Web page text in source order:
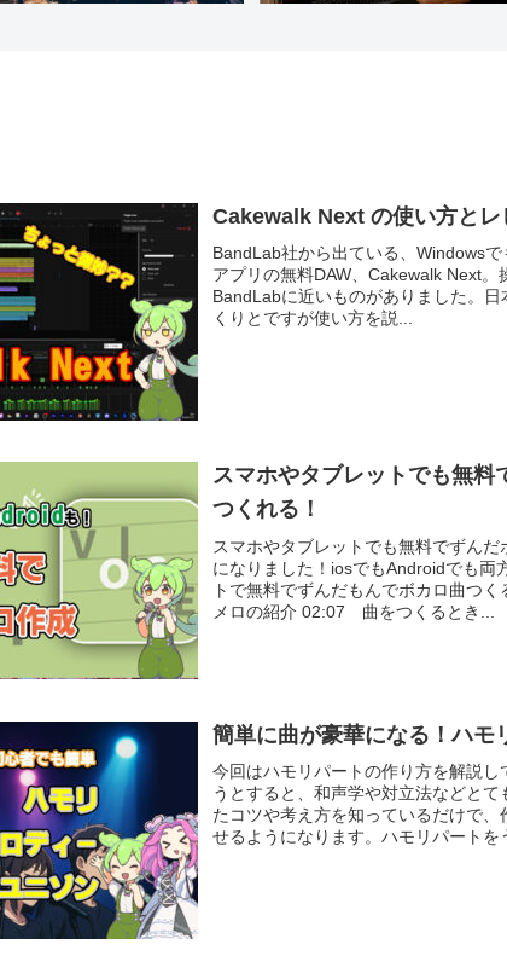
Cakewalk Next の使い方とレ
BandLab社から出ている、Windows
アプリの無料DAW、Cakewalk Next。
BandLabに近いものがありました。
くりとですが使い方を説...
スマホやタブレットでも無料
つくれる！
スマホやタブレットでも無料でずん
になりました！iosでもAndroidでも両
トで無料でずんだもんでボカロ曲つ
メロの紹介 02:07 曲をつくるとき...
簡単に曲が豪華になる！ハモ
今回はハモリパートの作り方を解説し
うとすると、和声学や対立法などと
たコツや考え方を知っているだけで
せるようになります。ハモリパートを